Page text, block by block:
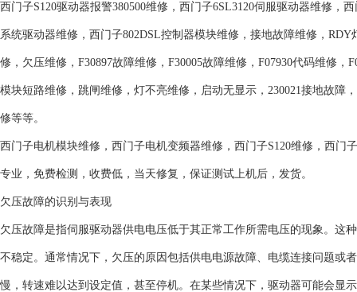
西门子S120驱动器报警380500维修，西门子6SL3120伺服驱动器维修，
系统驱动器维修，西门子802DSL控制器模块维修，接地故障维修，
修，欠压维修，F30897故障维修，F30005故障维修，F07930代码维修
模块短路维修，跳闸维修，灯不亮维修，启动无显示，230021接地故
修等等。
西门子电机模块维修，西门子电机变频器维修，西门子S120维修，西
专业，免费检测，收费低，当天修复，保证测试上机后，发货。
欠压故障的识别与表现
欠压故障是指伺服驱动器供电电压低于其正常工作所需电压的现象。这
不稳定。通常情况下，欠压的原因包括供电电源故障、电缆连接问题或
慢，转速难以达到设定值，甚至停机。在某些情况下，驱动器可能会显